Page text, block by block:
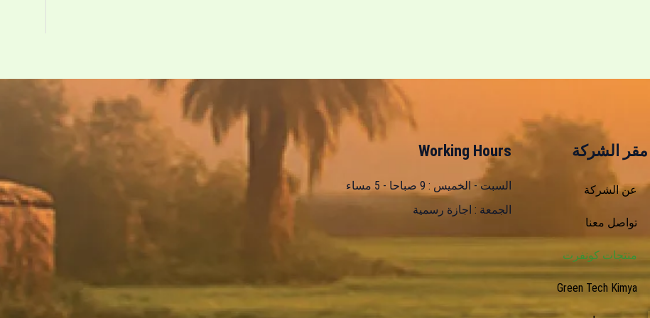
مقر الشركة
عن الشركة
تواصل معنا
منتجات كونفرت
Green Tech Kimya
Working Hours
السبت - الخميس : 9 صباحا - 5 مساء
الجمعة : اجازة رسمية